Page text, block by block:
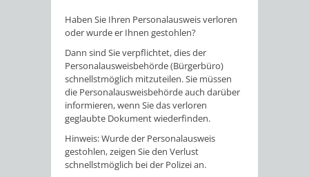
Haben Sie Ihren Personalausweis verloren
oder wurde er Ihnen gestohlen?
Dann sind Sie verpflichtet, dies der
Personalausweisbehörde (Bürgerbüro)
schnellstmöglich mitzuteilen. Sie müssen
die Personalausweisbehörde auch darüber
informieren, wenn Sie das verloren
geglaubte Dokument wiederfinden.
Hinweis: Wurde der Personalausweis
gestohlen, zeigen Sie den Verlust
schnellstmöglich bei der Polizei an.